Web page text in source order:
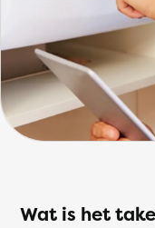
Wat is het